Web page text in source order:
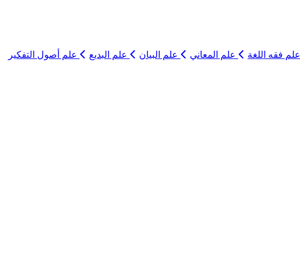
علم فقه اللغة علم المعاني علم البيان علم البديع
علم أصول التفكير